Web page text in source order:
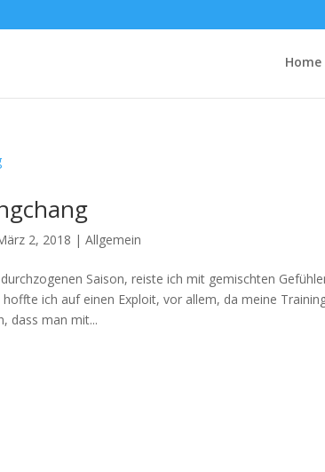
Home
2, 2018 |Allgemein
Saison, reiste ich mit gemischten
hoffte ich auf einen Exploit, vor allem, da meine
dass man mit...